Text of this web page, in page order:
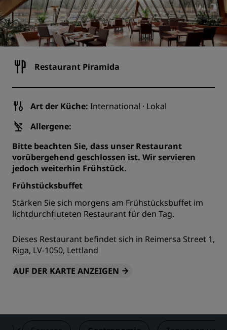
Restaurant Piramida
Art der Küche: International · Lokal
Allergene:
Bitte beachten Sie, dass unser Restaurant
vorübergehend geschlossen ist. Wir servieren
jedoch weiterhin Frühstück.
Frühstücksbuffet
Stärken Sie sich morgens am Frühstücksbuffet im
lichtdurchfluteten Restaurant für den Tag.
Dieses Restaurant befindet sich in Reimersa Street 1,
Riga, LV-1050, Lettland
AUF DER KARTE ANZEIGEN